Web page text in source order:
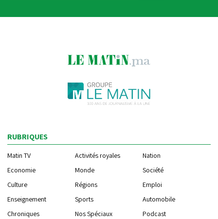
RUBRIQUES
Matin TV Activités royales
Nation
Economie
Monde
Société
Culture
Régions
Emploi
Enseignement
Sports
Automobile
Chroniques
Nos Spéciaux Podcast